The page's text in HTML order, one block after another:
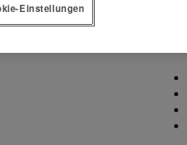
Einstellungen